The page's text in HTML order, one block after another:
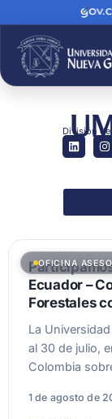
División
OFICINA
Ecuador –
Forestales
La
al 30 de julio,
Colombia
1 de agosto de